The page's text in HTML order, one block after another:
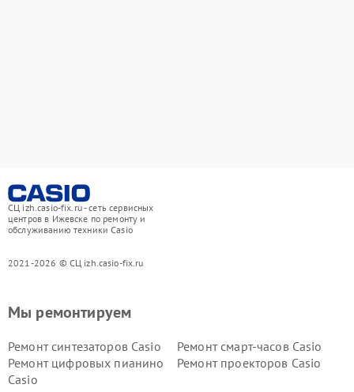
СЦ izh.casio-fix.ru - сеть сервисных
центров в Ижевске по ремонту и
обслуживанию техники Casio
2021-2026 © СЦ izh.casio-fix.ru
Мы ремонтируем
Ремонт синтезаторов Casio
Ремонт смарт-часов Casio
Ремонт цифровых пианино
Casio
Ремонт проекторов Casio